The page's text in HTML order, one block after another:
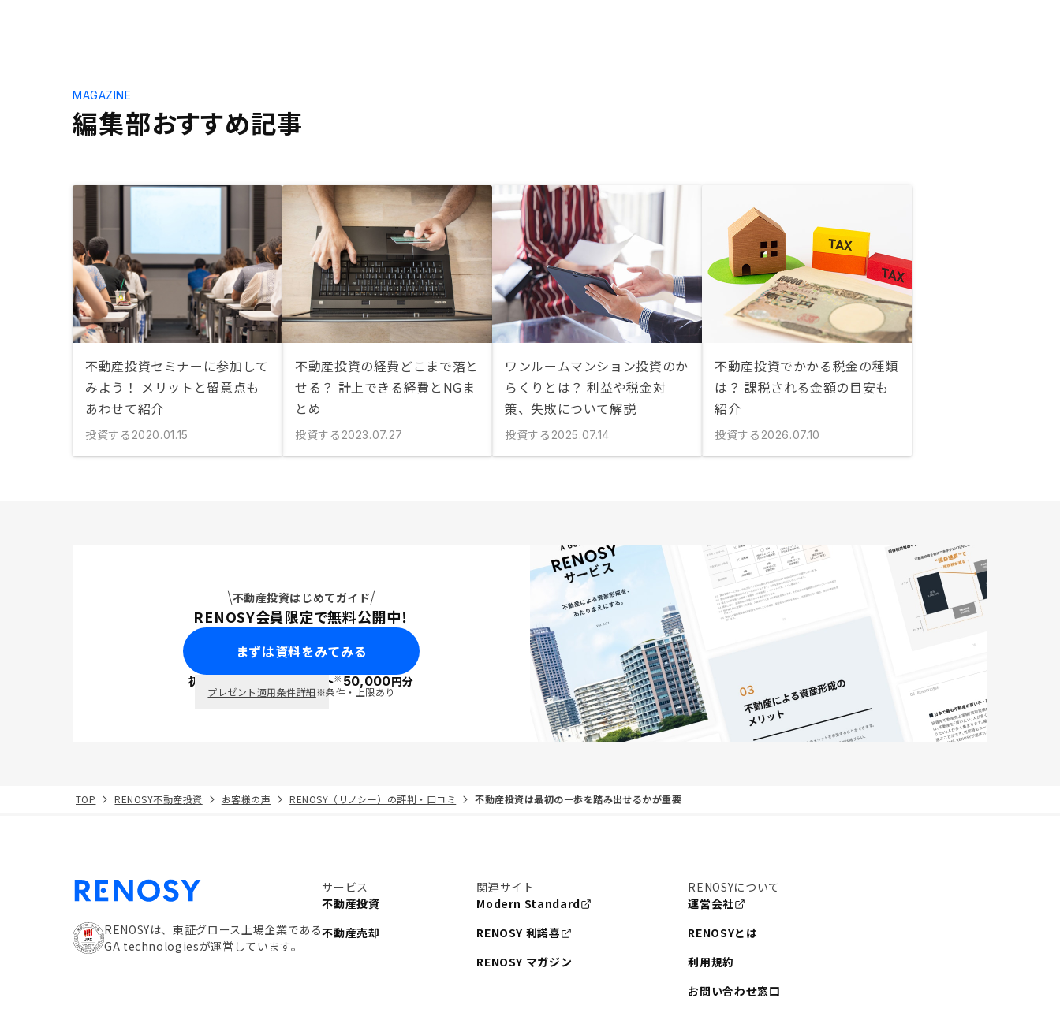
編集部おすすめ記事
MAGAZINE
不動産投資セミナーに参加して
みよう！ メリットと留意点も
あわせて紹介
投資する 2020.01.15
不動産投資の経費どこまで落と
せる？ 計上できる経費とNGま
とめ
投資する 2023.07.27
ワンルームマンション投資のか
らくりとは？ 利益や税金対
策、失敗について解説
投資する 2025.07.14
不動産投資でかかる税金の種類
は？ 課税される金額の目安も
紹介
投資する 2026.07.10
不動産投資はじめてガイド
RENOSY会員限定で無料公開中！
まずは資料をみてみる
初回面談で ポイント※50,000円分
プレゼント適用条件詳細※条件・上限あり
TOP RENOSY不動産投資 お客様の声 RENOSY（リノシー）の評判・口コミ 不動産投資は最初の一歩を踏み出せるかが重要
RENOSYは、東証グロース上場企業である
GA technologiesが運営しています。
サービス
不動産投資
不動産売却
関連サイト
Modern Standard
RENOSY 利諾喜
RENOSY マガジン
RENOSYについて
運営会社
RENOSYとは
利用規約
お問い合わせ窓口